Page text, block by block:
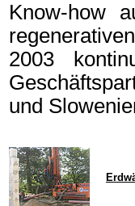
Know-how
2003
und